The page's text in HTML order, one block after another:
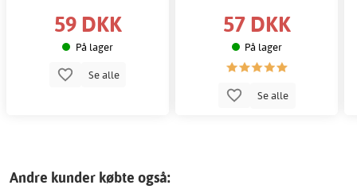
59 DKK
På lager
Se alle
57 DKK
På lager
Se alle
Andre kunder købte også: